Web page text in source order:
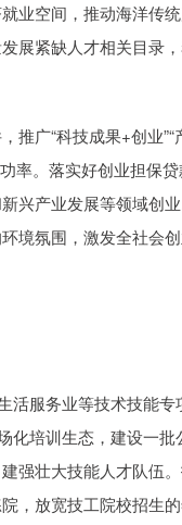
业空间，推动海洋传统
展紧缺人才相关目录
广“科技成果+创业”“
率。落实好创业担保
兴产业发展等领域创
境氛围，激发全社会创
服务业等技术技能专
培训生态，建设一批
强壮大技能人才队伍
，放宽技工院校招生